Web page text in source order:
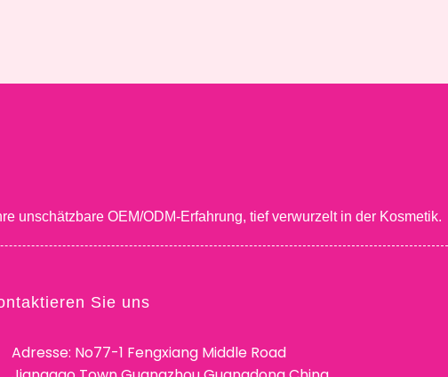
unschätzbare OEM/ODM-Erfahrung, tief verwurzelt in der Kosmetik.
Sie uns
Adresse: No77-1 Fengxiang Middle Road